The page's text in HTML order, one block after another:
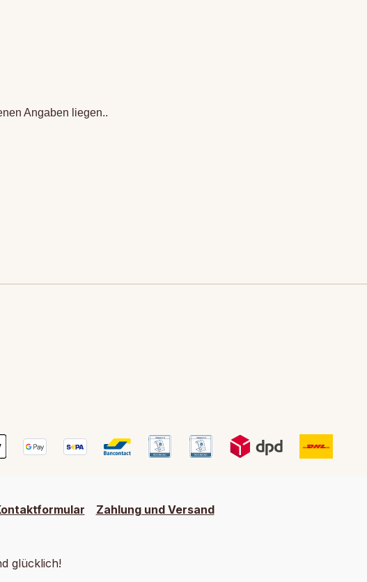
Angaben liegen..
Zahlung und Versand
glücklich!